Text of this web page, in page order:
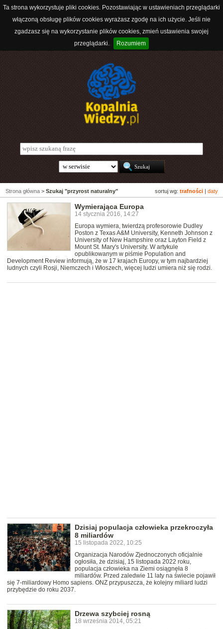
Ta strona wykorzystuje pliki cookies. Pozostawiając w ustawieniach przeglądarki
włączoną obsługę plików cookies wyrażasz zgodę na ich użycie. Jeśli nie
zgadzasz się na wykorzystanie plików cookies, zmień ustawienia swojej
przeglądarki.
Rozumiem
sortuj wg: trafności daty
Strona główna > Szukaj "przyrost naturalny"
Wymierająca Europa
14 stycznia 2016, 14:27
Europa wymiera, twierdzą profesorowie Dudley
Poston z Texas A&M University, Kenneth Johnson z
University of New Hampshire oraz Layton Field z
Mount St. Mary's University. W artykule
opublikowanym w piśmie Population and
Development Review informują, że w 17 krajach Europy, w tym najbardziej
ludnych czyli Rosji, Niemczech i Włoszech, więcej ludzi umiera niż się rodzi.
Dzisiaj populacja człowieka przekroczyła
8 miliardów
15 listopada 2022, 10:25
Organizacja Narodów Zjednoczonych oficjalnie
ogłosiła, że dzisiaj, 15 listopada 2022 roku,
populacja człowieka na Ziemi osiągnęła 8
miliardów. Przed zaledwie 11 laty na świecie pojawił
się 7-miliardowy Homo sapiens. ONZ przypuszcza, że kolejny miliard ludzi
przybędzie do roku 2037.
Drzewa szybciej rosną
18 września 2014, 05:21